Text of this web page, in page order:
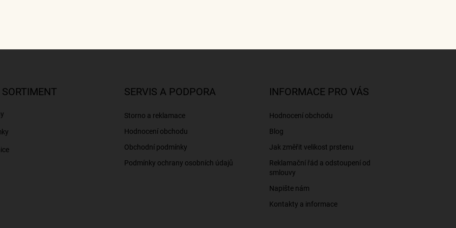
SERVIS A PODPORA
Storno a reklamace
Hodnocení obchodu
Obchodní podmínky
Podmínky ochrany osobních údajů
INFORMACE PRO VÁS
Hodnocení obchodu
Blog
Jak změřit velikost prstenu
Reklamační řád a odstoupení od
smlouvy
Napište nám
Kontakty a informace